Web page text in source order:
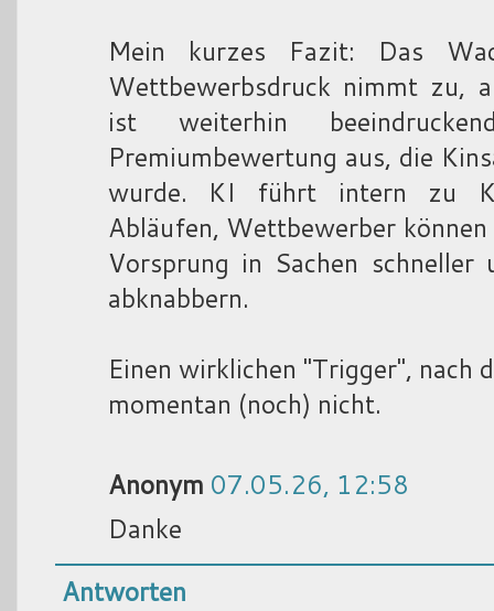
Mein kurzes Fazit: Das
Wettbewerbsdruck nimmt zu,
ist weiterhin
Premiumbewertung aus, die
wurde. KI führt intern zu
Abläufen, Wettbewerber
Vorsprung in Sachen
abknabbern.
Einen wirklichen "Trigger", nach
momentan (noch) nicht.
Anonym 07.05.26, 12:58
Danke
Antworten